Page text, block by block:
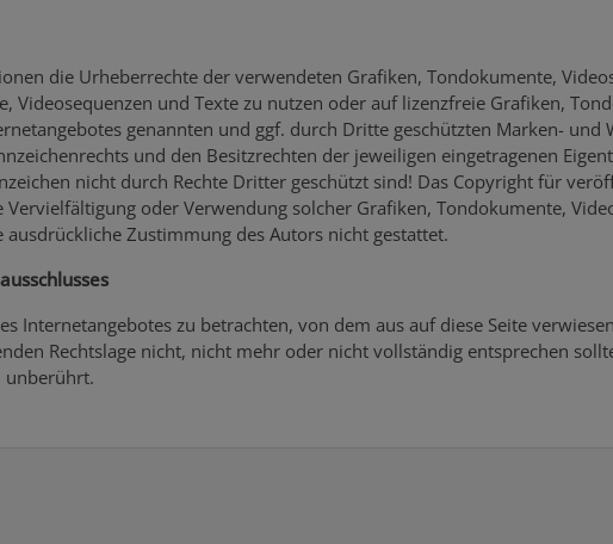
die Urheberrechte der verwendeten Grafiken, Tondokumente,
Videosequenzen und Texte zu nutzen oder auf lizenzfreie Grafiken,
genannten und ggf. durch Dritte geschützten Marken-
und den Besitzrechten der jeweiligen eingetragenen
nicht durch Rechte Dritter geschützt sind! Das Copyright für
oder Verwendung solcher Grafiken, Tondokumente,
Zustimmung des Autors nicht gestattet.
Internetangebotes zu betrachten, von dem aus auf diese Seite
Rechtslage nicht, nicht mehr oder nicht vollständig entsprechen
unberührt.